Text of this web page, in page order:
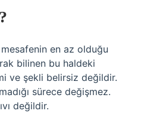
en az olduğu
bilinen bu haldeki
ve şekli belirsiz değildir.
sürece değişmez.
değildir.